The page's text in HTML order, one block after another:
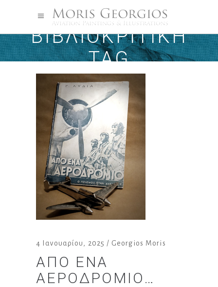
ΒΙΒΛΙΟΚΡΙΤΙΚΉ
TAG
4 Ιανουαρίου, 2025 Georgios Moris
ΑΠΌ ΈΝΑ
ΑΕΡΟΔΡΌΜΙΟ…